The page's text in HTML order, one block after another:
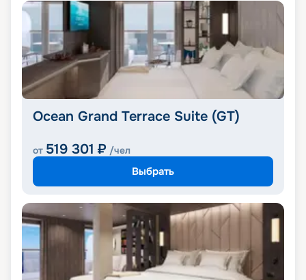
Ocean Grand Terrace Suite (GT)
от 519 301 ₽ /чел
Выбрать